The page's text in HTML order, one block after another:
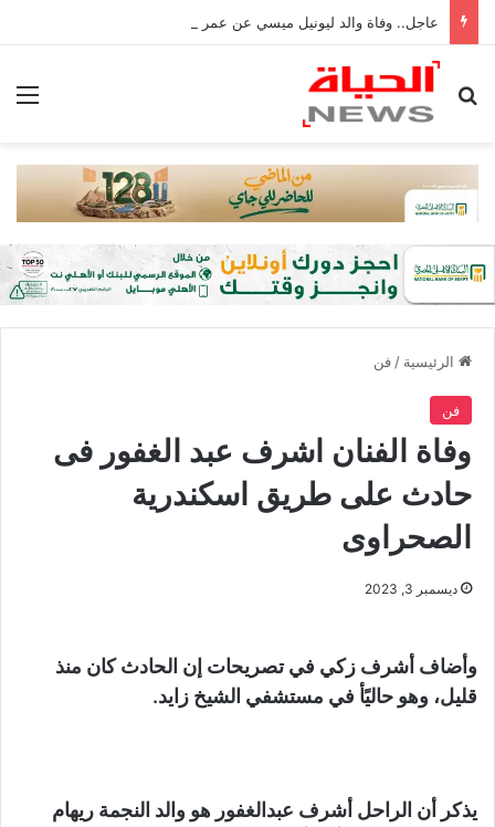
عاجل.. وفاة والد ليونيل ميسي عن عمر 68 عامًا في الأرجنتين
بحث عن
الرئيسية / فن
فن
وفاة الفنان اشرف عبد الغفور فى
حادث على طريق اسكندرية
الصحراوى
ديسمبر 3, 2023
وأضاف أشرف زكي في تصريحات إن الحادث كان منذ
قليل، وهو حاليًأ في مستشفي الشيخ زايد.
يذكر أن الراحل أشرف عبدالغفور هو والد النجمة ريهام